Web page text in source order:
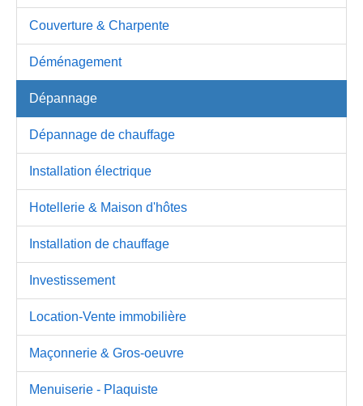
Couverture & Charpente
Déménagement
Dépannage
Dépannage de chauffage
Installation électrique
Hotellerie & Maison d'hôtes
Installation de chauffage
Investissement
Location-Vente immobilière
Maçonnerie & Gros-oeuvre
Menuiserie - Plaquiste